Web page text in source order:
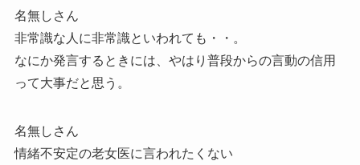
名無しさん
非常識な人に非常識といわれても・・。
なにか発言するときには、やはり普段からの言動の信用
って大事だと思う。
名無しさん
情緒不安定の老女医に言われたくない